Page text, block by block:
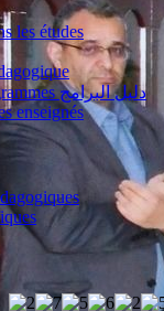
les études
Guide des programmes دليل البرامج
enseignés